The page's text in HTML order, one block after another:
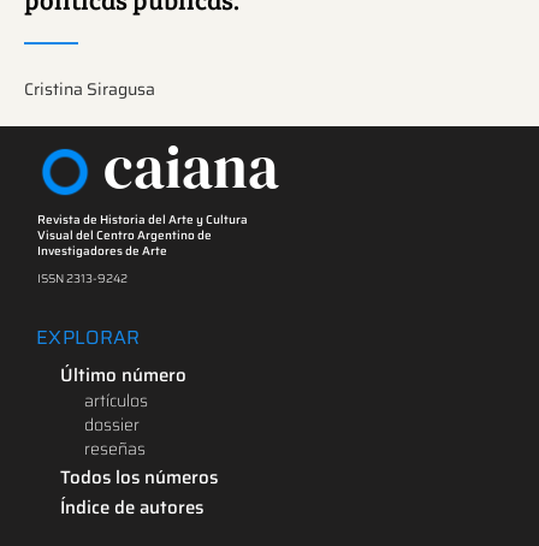
Cristina Siragusa
caiana
Revista de Historia del Arte y Cultura
Visual del Centro Argentino de
Investigadores de Arte
ISSN 2313-9242
EXPLORAR
Último número
artículos
dossier
reseñas
Todos los números
Índice de autores